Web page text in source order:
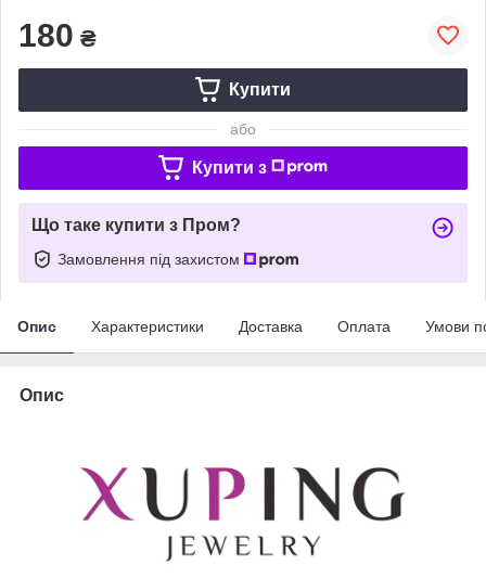
180 ₴
Купити
або
Купити з
Що таке купити з Пром?
Замовлення під захистом
Опис Характеристики Доставка Оплата Умови
Опис